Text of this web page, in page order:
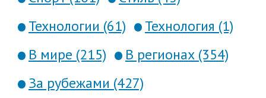
Технологии (61)
Технология (1)
В мире (215)
В регионах (354)
За рубежами (427)